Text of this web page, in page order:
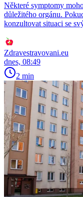
Některé symptomy
důležitého orgánu.
konzultovat situaci se
Zdravestravovani.eu
dnes, 08:49
2 min